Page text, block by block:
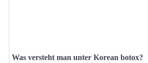
Was versteht man unter Korean botox?